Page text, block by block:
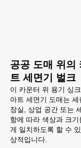
공공 도매 위의
트 세면기 벌크
이 카운터 위 용기 싱
아트 세면기 도매는
장실, 상업 공간 또는
항에 따라 색상과 크
게 일치하도록 할 수
상적입니다.